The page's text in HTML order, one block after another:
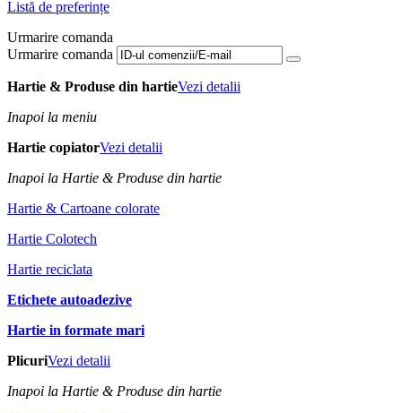
Listă de preferințe
Urmarire comanda
Urmarire comanda
Hartie & Produse din hartieVezi detalii
Inapoi la meniu
Hartie copiatorVezi detalii
Inapoi la Hartie & Produse din hartie
Hartie & Cartoane colorate
Hartie Colotech
Hartie reciclata
Etichete autoadezive
Hartie in formate mari
PlicuriVezi detalii
Inapoi la Hartie & Produse din hartie